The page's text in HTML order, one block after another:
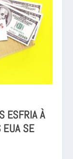
ESFRIA À
EUA SE